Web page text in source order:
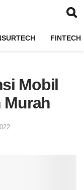
FINTECH
Mobil